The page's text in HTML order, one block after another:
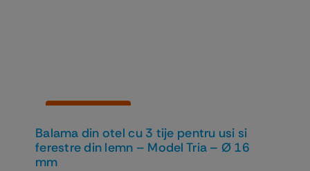
Economiseşti 55%
Balama din otel cu 3 tije pentru usi si
ferestre din lemn – Model Tria – Ø 16
mm